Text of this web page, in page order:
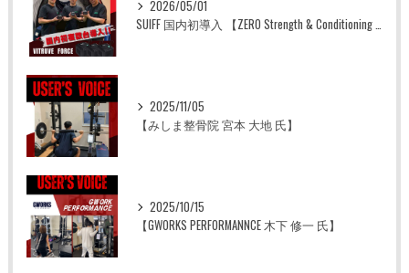
2026/05/01
SUIFF 国内初導入 【ZERO Strength & Conditioning Lab】
2025/11/05
【みしま整骨院 宮本 大地 氏】
2025/10/15
【GWORKS PERFORMANNCE 木下 修一 氏】